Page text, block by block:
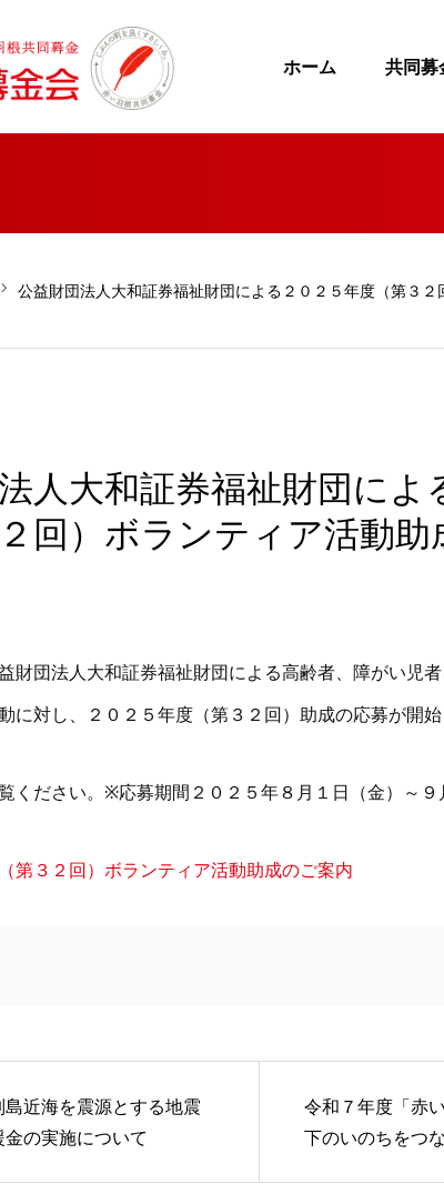
ホーム 共同募
公益財団法人大和証券福祉財団による２０２５年度（第３
人大和証券福祉財団によ
回）ボランティア活動
財団法人大和証券福祉財団による高齢者、障がい児
に対し、２０２５年度（第３２回）助成の応募が開始
ください。※応募期間２０２５年８月１日（金）～
３２回）ボランティア活動助成のご案内
島近海を震源とする地震
金の実施について
令和７年度「赤
下のいのちをつ